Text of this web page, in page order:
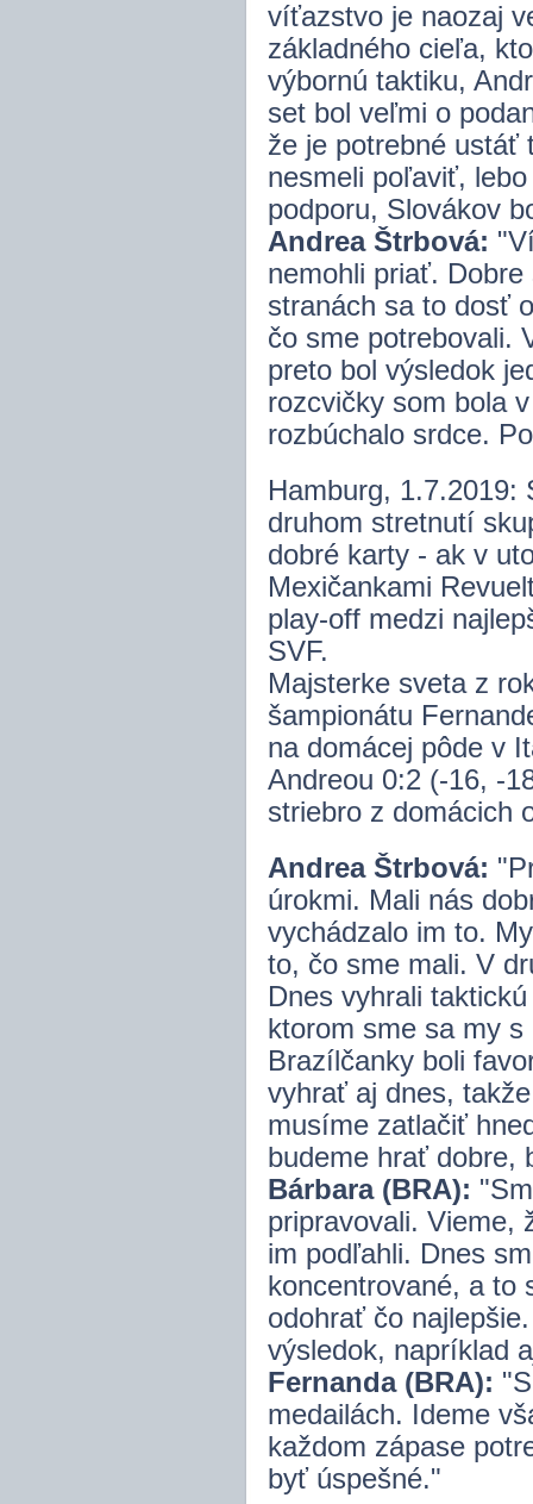
víťazstvo je naozaj
základného cieľa,
výbornú taktiku,
set bol veľmi o
že je potrebné ustáť
nesmeli poľaviť,
podporu, Slovákov
Andrea Štrbová:
nemohli priať.
stranách sa to dosť
čo sme potrebovali.
preto bol výsledok
rozcvičky som bola
rozbúchalo srdce.
Hamburg, 1.7.2019:
druhom stretnutí
dobré karty - ak v
Mexičankami
play-off medzi
SVF.
Majsterke sveta z
šampionátu
na domácej pôde v
Andreou 0:2 (-16, -
striebro z domácich
Andrea Štrbová:
úrokmi. Mali nás
vychádzalo im to.
to, čo sme mali. V
Dnes vyhrali
ktorom sme sa my
Brazílčanky boli
vyhrať aj dnes,
musíme zatlačiť
budeme hrať dobre,
Bárbara (BRA):
pripravovali. Vieme,
im podľahli. Dnes
koncentrované, a to
odohrať čo
výsledok, napríklad
Fernanda (BRA):
medailách. Ideme
každom zápase
byť úspešné."